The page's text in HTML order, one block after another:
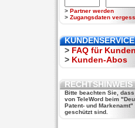
> Partner werden
> Zugangsdaten
KUNDENSERVICE
> FAQ für Kunden
> Kunden-Abos
RECHTSHINWEIS
Bitte beachten Sie, dass
von TeleWord beim
Patent- und Markenamt"
geschützt sind.